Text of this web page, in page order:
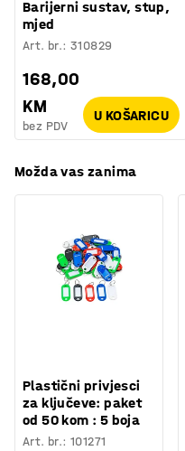
Barijerni sustav, stup,
mjed
Art. br.:310829
168,00
KM
bez PDV
U KOŠARICU
Možda vas zanima
Plastični privjesci
za ključeve: paket
od 50 kom : 5 boja
Art. br.:101271